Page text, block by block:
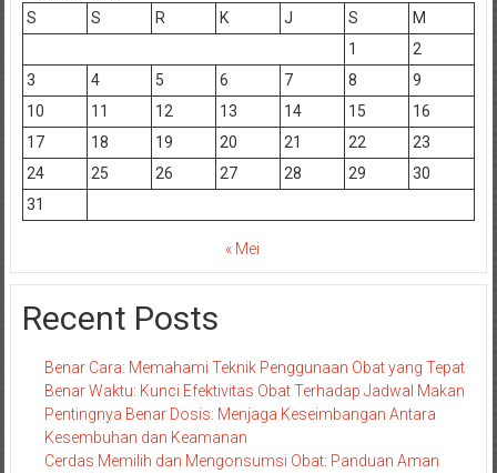
S
S R K J S
M
1
2
3
4 5 6 7 8
9
10
11 12 13 14 15
16
17
18 19 20 21 22
23
24
25 26 27 28 29
30
31
« Mei
Recent Posts
Benar Cara: Memahami Teknik Penggunaan Obat yang Tepat
Benar Waktu: Kunci Efektivitas Obat Terhadap Jadwal Makan
Pentingnya Benar Dosis: Menjaga Keseimbangan Antara
Kesembuhan dan Keamanan
Cerdas Memilih dan Mengonsumsi Obat: Panduan Aman